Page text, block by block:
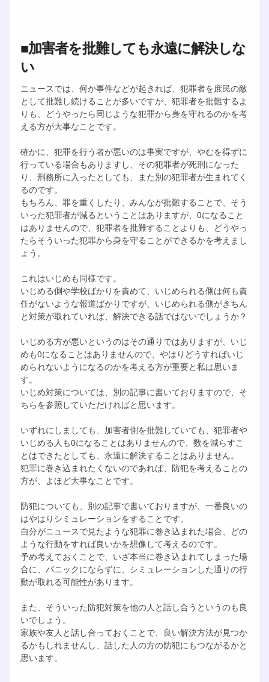
■加害者を批難しても永遠に解決しな
い
ニュースでは、何か事件などが起きれば、犯罪者を庶民の敵
として批難し続けることが多いですが、犯罪者を批難するよ
りも、どうやったら同じような犯罪から身を守れるのかを考
える方が大事なことです。
確かに、犯罪を行う者が悪いのは事実ですが、やむを得ずに
行っている場合もありますし、その犯罪者が死刑になった
り、刑務所に入ったとしても、また別の犯罪者が生まれてく
るのです。
もちろん、罪を重くしたり、みんなが批難することで、そう
いった犯罪者が減るということはありますが、0になること
はありませんので、犯罪者を批難することよりも、どうやっ
たらそういった犯罪から身を守ることができるかを考えまし
ょう。
これはいじめも同様です。
いじめる側や学校ばかりを責めて、いじめられる側は何も責
任がないような報道ばかりですが、いじめられる側がきちん
と対策が取れていれば、解決できる話ではないでしょうか？
いじめる方が悪いというのはその通りではありますが、いじ
めも0になることはありませんので、やはりどうすればいじ
められないようになるのかを考える方が重要と私は思いま
す。
いじめ対策については、別の記事に書いておりますので、そ
ちらを参照していただければと思います。
いずれにしましても、加害者側を批難していても、犯罪者や
いじめる人も0になることはありませんので、数を減らすこ
とはできたとしても、永遠に解決することはありません。
犯罪に巻き込まれたくないのであれば、防犯を考えることの
方が、よほど大事なことです。
防犯についても、別の記事で書いておりますが、一番良いの
はやはりシミュレーションをすることです。
自分がニュースで見たような犯罪に巻き込まれた場合、どの
ような行動をすれば良いかを想像して考えるのです。
予め考えておくことで、いざ本当に巻き込まれてしまった場
合に、パニックにならずに、シミュレーションした通りの行
動が取れる可能性があります。
また、そういった防犯対策を他の人と話し合うというのも良
いでしょう。
家族や友人と話し合っておくことで、良い解決方法が見つか
るかもしれませんし、話した人の方の防犯にもつながるかと
思います。